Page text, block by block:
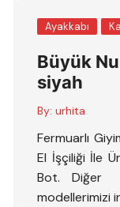
Ayakkabı
Büyük
siyah
By: urhita
Fermuarlı
El İşçiliği İle
Bot. Diğer
modellerimizi